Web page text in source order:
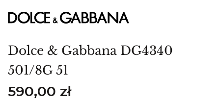
Dolce & Gabbana DG4340
501/8G 51
Cena
590,00 zł